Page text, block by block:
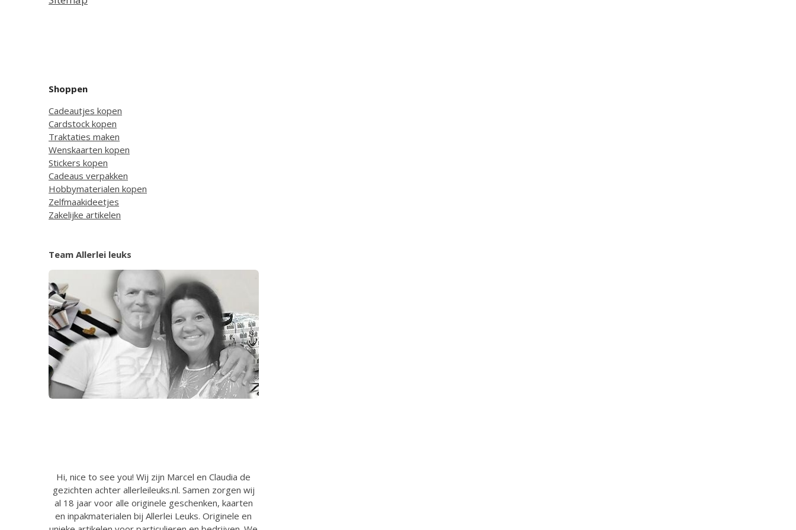
Shoppen
Cadeautjes kopen
Cardstock kopen
Traktaties maken
Wenskaarten kopen
Stickers kopen
Cadeaus verpakken
Hobbymaterialen kopen
Zelfmaakideetjes
Zakelijke artikelen
Team Allerlei leuks
Hi, nice to see you! Wij zijn Marcel en Claudia de
gezichten achter allerleileuks.nl. Samen zorgen wij
al 18 jaar voor alle originele geschenken, kaarten
en inpakmaterialen bij Allerlei Leuks. Originele en